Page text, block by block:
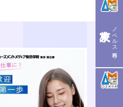
ノベルス専科